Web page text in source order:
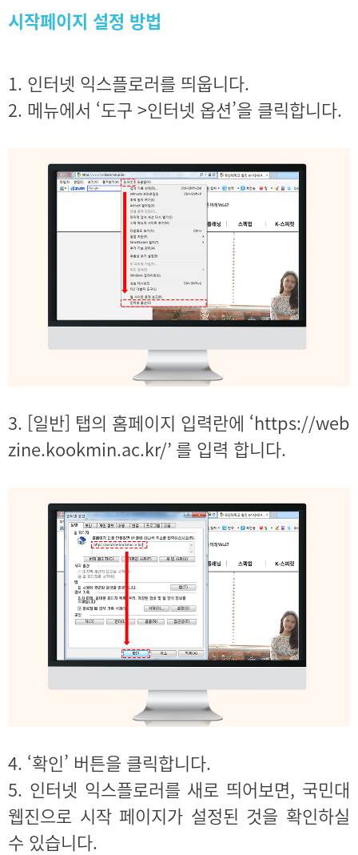
시작페이지 설정 방법
1. 인터넷 익스플로러를 띄웁니다.
2. 메뉴에서 ‘도구 >인터넷 옵션’을 클릭합니다.
3. [일반] 탭의 홈페이지 입력란에 ‘https://web
zine.kookmin.ac.kr/’ 를 입력 합니다.
4. ‘확인’ 버튼을 클릭합니다.
5. 인터넷 익스플로러를 새로 띄어보면, 국민대
웹진으로 시작 페이지가 설정된 것을 확인하실
수 있습니다.